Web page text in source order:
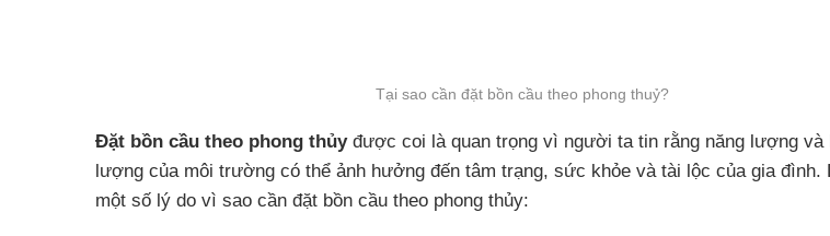
Tại sao cần đặt bồn cầu theo phong thuỷ?
Đặt bồn cầu theo phong thủyđược coi là quan trọng vì người ta tin rằng năng lượng và
lượng của môi trường có thể ảnh hưởng đến tâm trạng, sức khỏe và tài lộc của gia đình.
một số lý do vì sao cần đặt bồn cầu theo phong thủy: